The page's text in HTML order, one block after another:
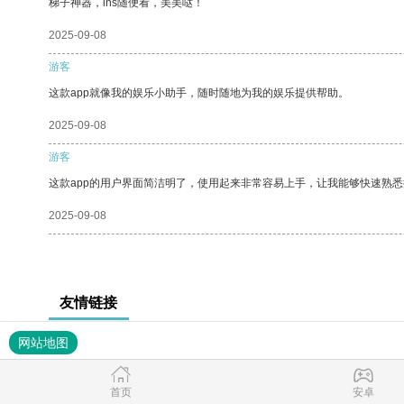
梯子神器，ins随便看，美美哒！
2025-09-08
游客
这款app就像我的娱乐小助手，随时随地为我的娱乐提供帮助。
2025-09-08
游客
这款app的用户界面简洁明了，使用起来非常容易上手，让我能够快速熟悉
2025-09-08
友情链接
网站地图
首页 安卓